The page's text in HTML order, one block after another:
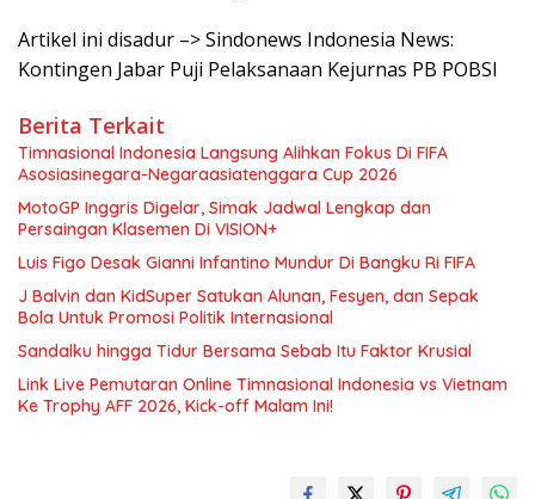
Artikel ini disadur –> Sindonews Indonesia News:
Kontingen Jabar Puji Pelaksanaan Kejurnas PB POBSI
Berita Terkait
Timnasional Indonesia Langsung Alihkan Fokus Di FIFA
Asosiasinegara-Negaraasiatenggara Cup 2026
MotoGP Inggris Digelar, Simak Jadwal Lengkap dan
Persaingan Klasemen Di VISION+
Luis Figo Desak Gianni Infantino Mundur Di Bangku Ri FIFA
J Balvin dan KidSuper Satukan Alunan, Fesyen, dan Sepak
Bola Untuk Promosi Politik Internasional
Sandalku hingga Tidur Bersama Sebab Itu Faktor Krusial
Link Live Pemutaran Online Timnasional Indonesia vs Vietnam
Ke Trophy AFF 2026, Kick-off Malam Ini!